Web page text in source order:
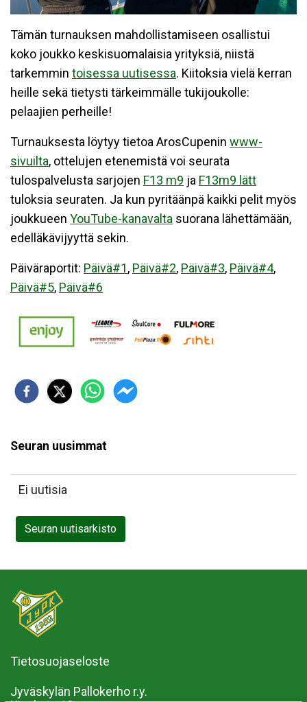
Tämän turnauksen mahdollistamiseen osallistui
koko joukko keskisuomalaisia yrityksiä, niistä
tarkemmin toisessa uutisessa. Kiitoksia vielä kerran
heille sekä tietysti tärkeimmälle tukijoukolle:
pelaajien perheille!
Turnauksesta löytyy tietoa ArosCupenin www-
sivuilta, ottelujen etenemistä voi seurata
tulospalvelusta sarjojen F13 m9 ja F13m9 lätt
tuloksia seuraten. Ja kun pyritäänpä kaikki pelit myös
joukkueen YouTube-kanavalta suorana lähettämään,
edelläkävijyyttä sekin.
Päiväraportit: Päivä#1, Päivä#2, Päivä#3, Päivä#4,
Päivä#5, Päivä#6
Seuran uusimmat
Ei uutisia
Seuran uutisarkisto
Tietosuojaseloste
Jyväskylän Pallokerho r.y.